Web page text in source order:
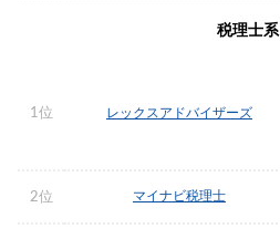
税理士系
1位 レックスアドバイザーズ
2位 マイナビ税理士